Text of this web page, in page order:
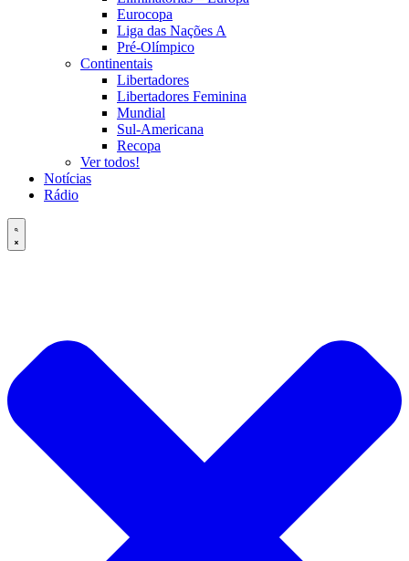
Eurocopa
Liga das Nações A
Pré-Olímpico
Continentais
Libertadores
Libertadores Feminina
Mundial
Sul-Americana
Recopa
Ver todos!
Notícias
Rádio